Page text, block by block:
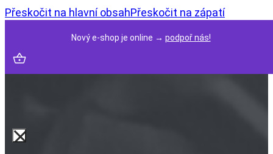
Přeskočit na hlavní obsahPřeskočit na zápatí
Nový e-shop je online → podpoř nás!